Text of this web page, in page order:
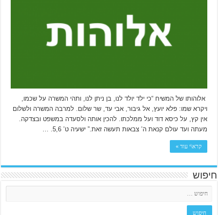
אלוהותו של המשיח “כי ילד יולד לנו, בן ניתן לנו, ותהי המשרה על שכמו,
ויקרא שמו: פלא יועץ, אל גיבור, אבי עד, שר שלום. למרבה המשרה ולשלום
אין קץ, על כיסא דוד ועל ממלכתו. להכין אותה ולסעדה במשפט ובצדקה.
מעתה ועד עולם קנאת ה’ צבאות תעשה זאת.” ישעיה ט’ 5,6. …
קרא\י עוד »
חיפוש